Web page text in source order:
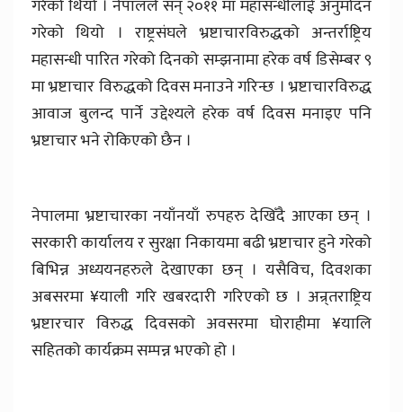
गरेको थियो । नेपालले सन् २०११ मा महासन्धीलाई अनुमोदन
गरेको थियो । राष्ट्रसंघले भ्रष्टाचारविरुद्धको अन्तर्राष्ट्रिय
महासन्धी पारित गरेको दिनको सम्झनामा हरेक वर्ष डिसेम्बर ९
मा भ्रष्टाचार विरुद्धको दिवस मनाउने गरिन्छ । भ्रष्टाचारविरुद्ध
आवाज बुलन्द पार्ने उद्देश्यले हरेक वर्ष दिवस मनाइए पनि
भ्रष्टाचार भने रोकिएको छैन ।
नेपालमा भ्रष्टाचारका नयाँनयाँ रुपहरु देखिँदै आएका छन् ।
सरकारी कार्यालय र सुरक्षा निकायमा बढी भ्रष्टाचार हुने गरेको
बिभिन्न अध्ययनहरुले देखाएका छन् । यसैविच, दिवशका
अबसरमा ¥याली गरि खबरदारी गरिएको छ । अन्र्तराष्ट्रिय
भ्रष्टारचार विरुद्ध दिवसको अवसरमा घोराहीमा ¥यालि
सहितको कार्यक्रम सम्पन्न भएको हो ।